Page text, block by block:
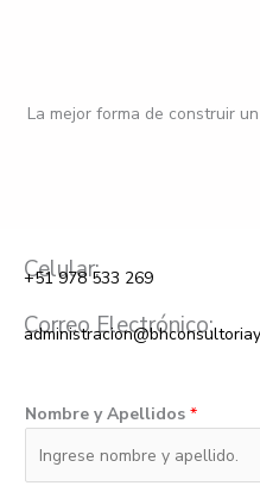
La mejor forma de construir
Celular:
+51 978 533 269
Correo Electrónico:
Nombre y Apellidos *